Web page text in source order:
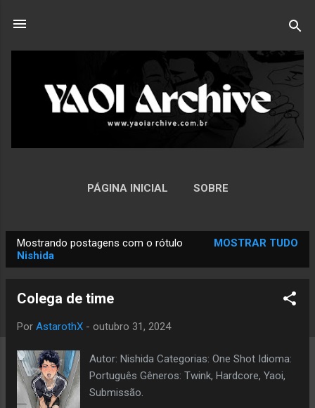
PÁGINA INICIAL SOBRE
o
Mostrando postagens com o rótulo
Nishida
MOSTRAR TUDO
Colega de time
Por AstarothX - outubro 31, 2024
Autor: Nishida Categorias: One Shot Idioma:
Português Gêneros: Twink, Hardcore, Yaoi,
Submissão.